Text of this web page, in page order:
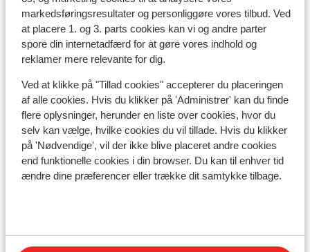
markedsføringsresultater og personliggøre vores tilbud. Ved
at placere 1. og 3. parts cookies kan vi og andre parter
spore din internetadfærd for at gøre vores indhold og
reklamer mere relevante for dig.
Ved at klikke på "Tillad cookies" accepterer du placeringen
af alle cookies. Hvis du klikker på 'Administrer' kan du finde
flere oplysninger, herunder en liste over cookies, hvor du
selv kan vælge, hvilke cookies du vil tillade. Hvis du klikker
på 'Nødvendige', vil der ikke blive placeret andre cookies
end funktionelle cookies i din browser. Du kan til enhver tid
ændre dine præferencer eller trække dit samtykke tilbage.
I området
I centrum
Afstand til skipiste ca. 50 meter
Afstand til skilift ca. 50 meter
Afstand til nærmeste butikker ca. 200 meter
Liftkort/skileje/undervisning
Liftkort
Skileje